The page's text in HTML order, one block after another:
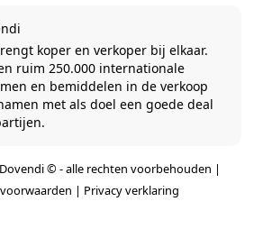
koper en verkoper bij elkaar.
ruim 250.000 internationale
en bemiddelen in de verkoop
met als doel een goede deal
© - alle rechten voorbehouden |
| Privacy verklaring